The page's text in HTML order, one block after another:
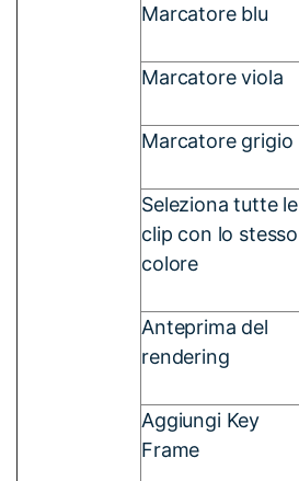
Marcatore blu
Marcatore viola
Marcatore grigio
Seleziona tutte le
clip con lo stesso
colore
Anteprima del
rendering
Aggiungi Key
Frame